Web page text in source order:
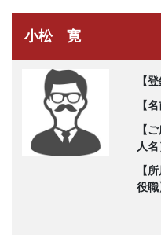
小松 寛
【
【名
【
人名
【
役職